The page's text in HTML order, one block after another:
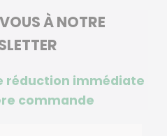
À NOTRE
réduction immédiate
commande